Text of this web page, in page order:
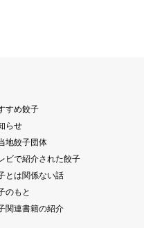
すめ餃子
らせ
地餃子団体
ビで紹介された餃子
とは関係ない話
のもと
関連書籍の紹介